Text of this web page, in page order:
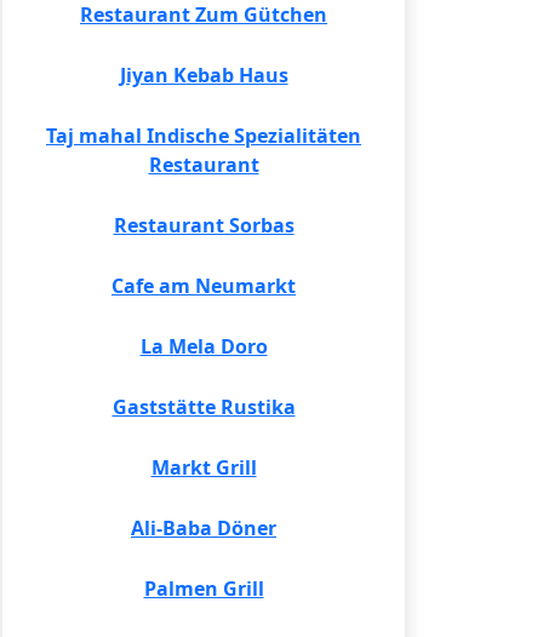
Restaurant Zum Gütchen
Jiyan Kebab Haus
Taj mahal Indische Spezialitäten
Restaurant
Restaurant Sorbas
Cafe am Neumarkt
La Mela Doro
Gaststätte Rustika
Markt Grill
Ali-Baba Döner
Palmen Grill